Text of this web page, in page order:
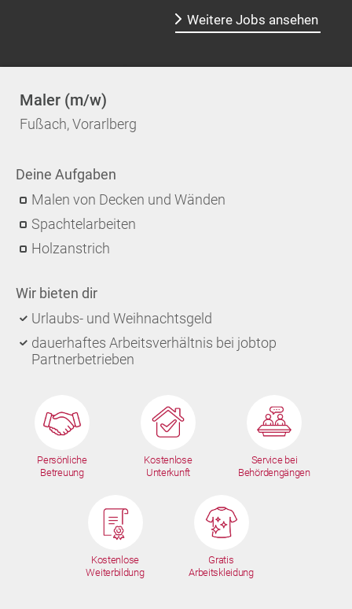
Weitere Jobs ansehen
Maler (m/w)
Fußach, Vorarlberg
Deine Aufgaben
Malen von Decken und Wänden
Spachtelarbeiten
Holzanstrich
Wir bieten dir
Urlaubs- und Weihnachtsgeld
dauerhaftes Arbeitsverhältnis bei jobtop
Partnerbetrieben
Persönliche
Betreuung
Kostenlose
Unterkunft
Service bei
Behördengängen
Kostenlose
Weiterbildung
Gratis
Arbeitskleidung